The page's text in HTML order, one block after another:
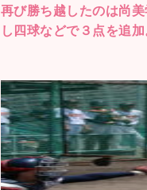
再び勝ち越したのは尚
し四球などで３点を追